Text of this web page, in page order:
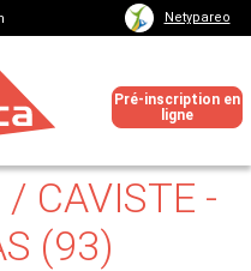
Netypareo
Pré-inscription en
ligne
CAVISTE -
(93)